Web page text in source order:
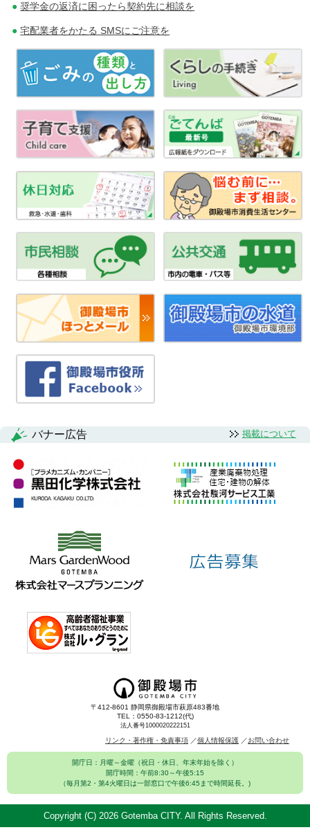
奨学金の返済に困ったら契約先に相談を
宅配業者をかたる SMSにご注意を
バナー広告 掲載について
〒412-8601 静岡県御殿場市萩原483番地
TEL：0550-83-1212(代)
法人番号1000020222151
リンク・著作権・免責事項 個人情報保護 お問い合わせ
開庁日：月曜～金曜（祝日・休日、年末年始を除く）
開庁時間：午前8:30～午後5:15
（毎月第2・第4火曜日は一部窓口で午後6:45まで時間延長。)
Copyright (C) 2026 Gotemba CITY. All Rights Reserved.